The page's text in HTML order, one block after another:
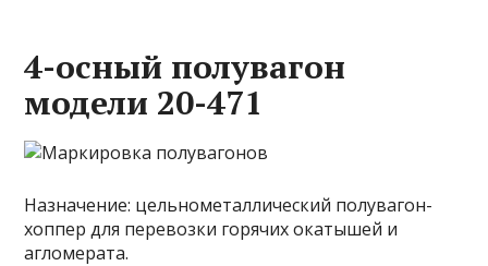
4-осный полувагон
модели 20-471
Назначение: цельнометаллический полувагон-
хоппер для перевозки горячих окатышей и
агломерата.